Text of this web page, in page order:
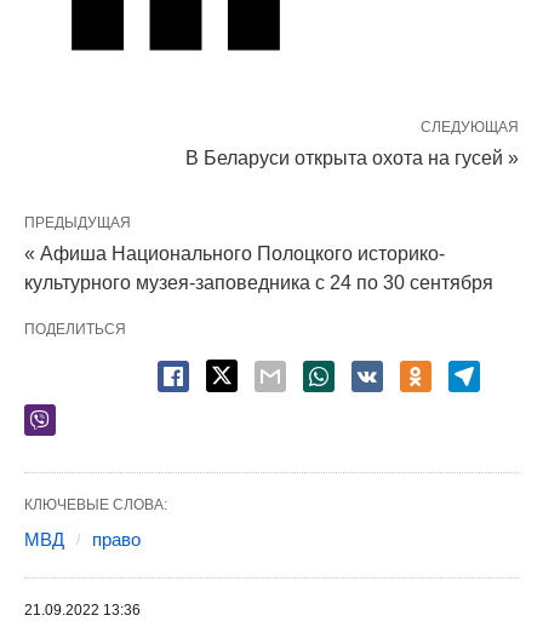
СЛЕДУЮЩАЯ
В Беларуси открыта охота на гусей »
ПРЕДЫДУЩАЯ
« Афиша Национального Полоцкого историко-
культурного музея-заповедника с 24 по 30 сентября
ПОДЕЛИТЬСЯ
КЛЮЧЕВЫЕ СЛОВА:
МВД право
21.09.2022 13:36